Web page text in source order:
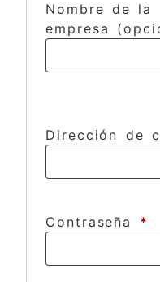
Nombre de la
empresa
Dirección de
Contraseña *